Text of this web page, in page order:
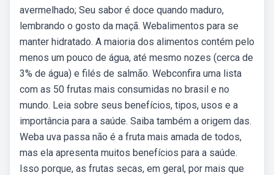
avermelhado; Seu sabor é doce quando maduro,
lembrando o gosto da maçã. Webalimentos para se
manter hidratado. A maioria dos alimentos contém pelo
menos um pouco de água, até mesmo nozes (cerca de
3% de água) e filés de salmão. Webconfira uma lista
com as 50 frutas mais consumidas no brasil e no
mundo. Leia sobre seus benefícios, tipos, usos e a
importância para a saúde. Saiba também a origem das.
Weba uva passa não é a fruta mais amada de todos,
mas ela apresenta muitos benefícios para a saúde.
Isso porque, as frutas secas, em geral, por mais que